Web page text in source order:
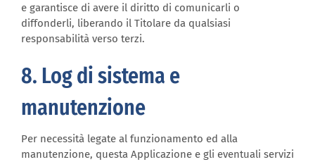
e garantisce di avere il diritto di comunicarli o
diffonderli, liberando il Titolare da qualsiasi
responsabilità verso terzi.
8. Log di sistema e
manutenzione
Per necessità legate al funzionamento ed alla
manutenzione, questa Applicazione e gli eventuali servizi